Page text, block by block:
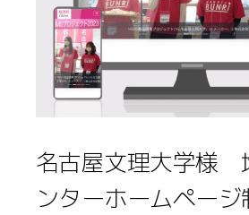
名古屋文理大学様
ンターホームページ